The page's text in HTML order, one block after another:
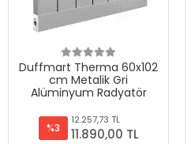
Duffmart Therma 60x102
cm Metalik Gri
Alüminyum Radyatör
%3
12.257,73 TL
11.890,00 TL